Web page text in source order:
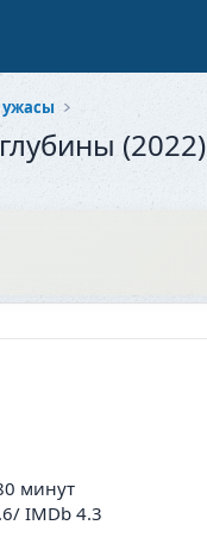
(2022)
минут
IMDb 4.3